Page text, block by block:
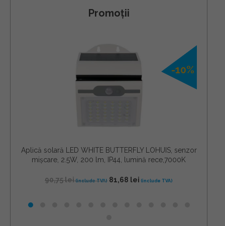
Promoții
-10%
Aplică solară LED WHITE BUTTERFLY LOHUIS, senzor
mișcare, 2.5W, 200 lm, IP44, lumină rece,7000K
90,75lei 81,68 lei